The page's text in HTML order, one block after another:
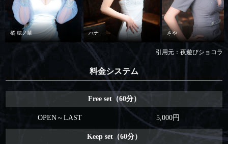
橘 穂ノ華 ハナ さや
引用元：夜遊びショコラ
料金システム
Free set（60分）
OPEN～LAST 5,000円
Keep set（60分）